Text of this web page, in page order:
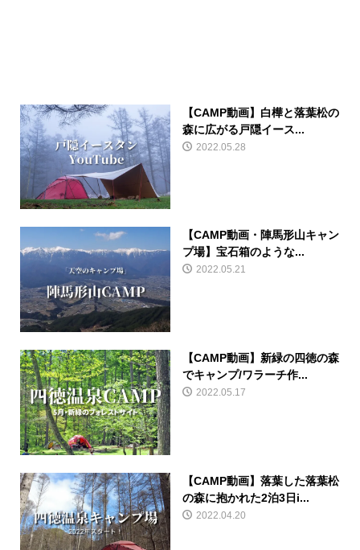
【CAMP動画】白樺と落葉松の
森に広がる戸隠イース...
2022.05.28
【CAMP動画・陣馬形山キャン
プ場】宝石箱のような...
2022.05.21
【CAMP動画】新緑の四徳の森
でキャンプ/ワラーチ作...
2022.05.17
【CAMP動画】落葉した落葉松
の森に抱かれた2泊3日i...
2022.04.20